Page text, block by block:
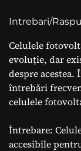
Intrebari/
Celulele
evoluție, dar
despre acestea.
întrebări
celulele
Întrebare:
accesibile